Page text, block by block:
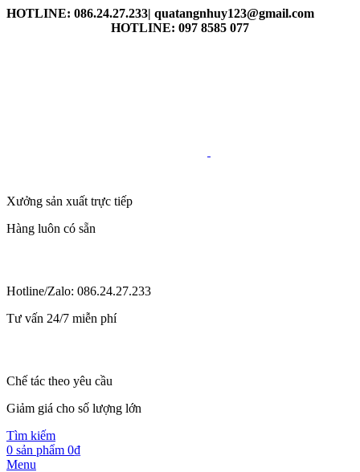
HOTLINE: 086.24.27.233| quatangnhuy123@gmail.com
HOTLINE: 097 8585 077
Xưởng sản xuất trực tiếp
Hàng luôn có sẵn
Hotline/Zalo: 086.24.27.233
Tư vấn 24/7 miễn phí
Chế tác theo yêu cầu
Giảm giá cho số lượng lớn
Tìm kiếm
0 sản phẩm 0₫
Menu